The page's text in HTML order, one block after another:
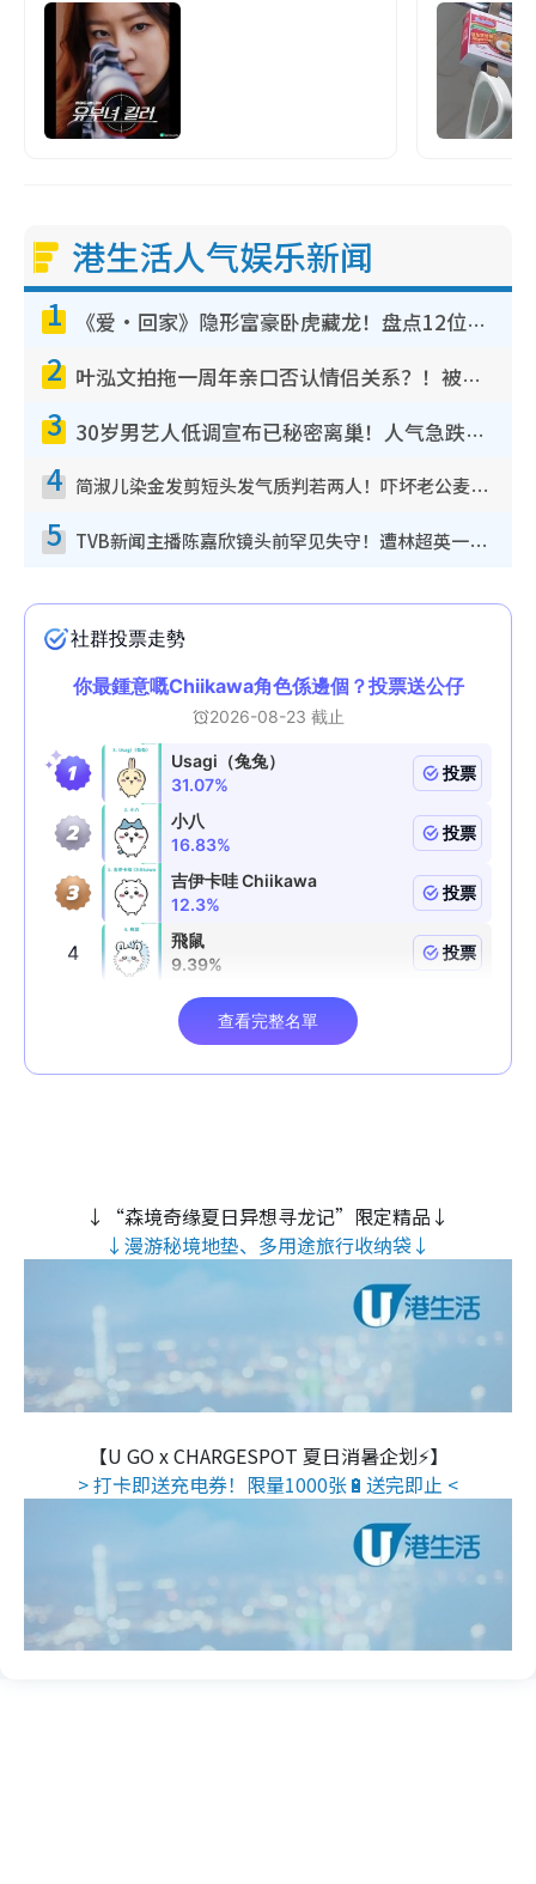
港生活人气娱乐新闻
1 《爱·回家》隐形富豪卧虎藏龙！盘点12位财气逼人的有钱艺人：这位美女3亿身家不愁做
2 叶泓文拍拖一周年亲口否认情侣关系？！被质疑感情造假竟称GM“普通同事”
3 30岁男艺人低调宣布已秘密离巢！人气急跌变失踪人口：“这几年过得并不容易”
4 简淑儿染金发剪短头发气质判若两人！吓坏老公麦大力都认不出：“你做什么？”
5 TVB新闻主播陈嘉欣镜头前罕见失守！遭林超英一句话突袭吓坏当场大笑
↓“森境奇缘夏日异想寻龙记”限定精品↓
↓漫游秘境地垫、多用途旅行收纳袋↓
【U GO x CHARGESPOT 夏日消暑企划⚡】
> 打卡即送充电券！限量1000张🔋送完即止 <